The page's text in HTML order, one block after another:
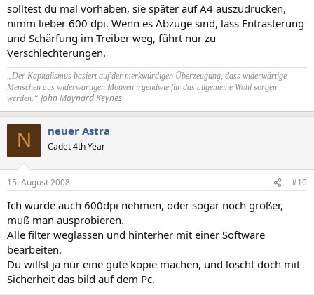
solltest du mal vorhaben, sie später auf A4 auszudrucken,
nimm lieber 600 dpi. Wenn es Abzüge sind, lass Entrasterung
und Schärfung im Treiber weg, führt nur zu
Verschlechterungen.
„Der Kapitalismus basiert auf der merkwürdigen Überzeugung, dass widerwärtige
Menschen aus widerwärtigen Motiven irgendwie für das allgemeine Wohl sorgen
werden.“ John Maynard Keynes
N neuer Astra
Cadet 4th Year
15. August 2008 #10
Ich würde auch 600dpi nehmen, oder sogar noch größer,
muß man ausprobieren.
Alle filter weglassen und hinterher mit einer Software
bearbeiten.
Du willst ja nur eine gute kopie machen, und löscht doch mit
Sicherheit das bild auf dem Pc.